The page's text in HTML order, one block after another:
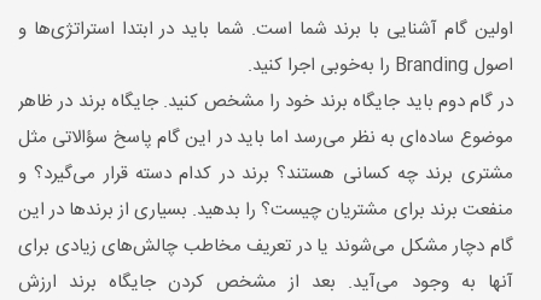
اولین گام آشنایی با برند شما است. شما باید در ابتدا استراتژی‌ها و
اصول Branding را به‌خوبی اجرا کنید.
در گام دوم باید جایگاه برند خود را مشخص کنید. جایگاه برند در ظاهر
موضوع ساده‌ای به نظر می‌رسد اما باید در این گام پاسخ سؤالاتی مثل
مشتری برند چه کسانی هستند؟ برند در کدام دسته قرار می‌گیرد؟ و
منفعت برند برای مشتریان چیست؟ را بدهید. بسیاری از برندها در این
گام دچار مشکل می‌شوند یا در تعریف مخاطب چالش‌های زیادی برای
آنها به وجود می‌آید. بعد از مشخص‌ کردن جایگاه برند ارزش